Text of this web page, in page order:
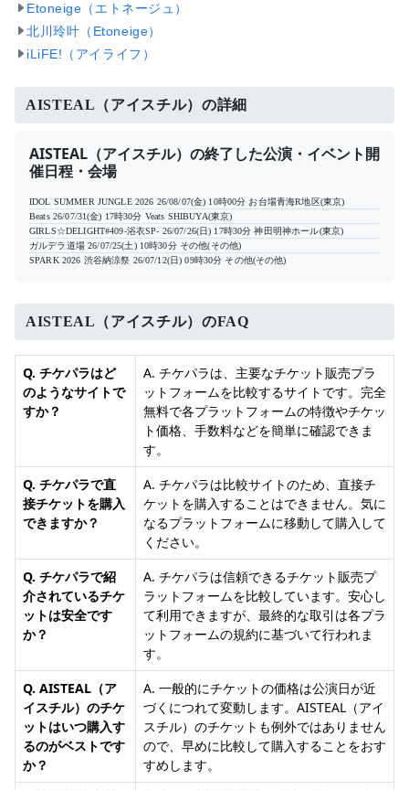
Etoneige（エトネージュ）
北川玲叶（Etoneige）
iLiFE!（アイライフ）
AISTEAL（アイスチル）の詳細
AISTEAL（アイスチル）の終了した公演・イベント開
催日程・会場
IDOL SUMMER JUNGLE 2026 26/08/07(金) 10時00分 お台場青海R地区(東京)
Beats 26/07/31(金) 17時30分 Veats SHIBUYA(東京)
GIRLS☆DELIGHT#409-浴衣SP- 26/07/26(日) 17時30分 神田明神ホール(東京)
ガルデラ道場 26/07/25(土) 10時30分 その他(その他)
SPARK 2026 渋谷納涼祭 26/07/12(日) 09時30分 その他(その他)
AISTEAL（アイスチル）のFAQ
Q. チケパラはど
のようなサイトで
すか？
A. チケパラは、主要なチケット販売プラ
ットフォームを比較するサイトです。完全
無料で各プラットフォームの特徴やチケッ
ト価格、手数料などを簡単に確認できま
す。
Q. チケパラで直
接チケットを購入
できますか？
A. チケパラは比較サイトのため、直接チ
ケットを購入することはできません。気に
なるプラットフォームに移動して購入して
ください。
Q. チケパラで紹
介されているチケ
ットは安全です
か？
A. チケパラは信頼できるチケット販売プ
ラットフォームを比較しています。安心し
て利用できますが、最終的な取引は各プラ
ットフォームの規約に基づいて行われま
す。
Q. AISTEAL（ア
イスチル）のチケ
ットはいつ購入す
るのがベストです
か？
A. 一般的にチケットの価格は公演日が近
づくにつれて変動します。AISTEAL（アイ
スチル）のチケットも例外ではありません
ので、早めに比較して購入することをおす
すめします。